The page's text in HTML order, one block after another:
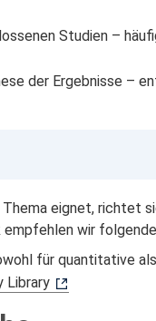
Studien –
der Ergebnisse –
eignet, richtet
empfehlen wir
für quantitative
Library